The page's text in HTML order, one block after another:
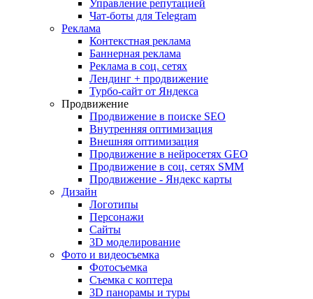
Управление репутацией
Чат-боты для Telegram
Реклама
Контекстная реклама
Баннерная реклама
Реклама в соц. сетях
Лендинг + продвижение
Турбо-сайт от Яндекса
Продвижение
Продвижение в поиске SEO
Внутренняя оптимизация
Внешняя оптимизация
Продвижение в нейросетях GEO
Продвижение в соц. сетях SMM
Продвижение - Яндекс карты
Дизайн
Логотипы
Персонажи
Сайты
3D моделирование
Фото и видеосъемка
Фотосъемка
Съемка с коптера
3D панорамы и туры